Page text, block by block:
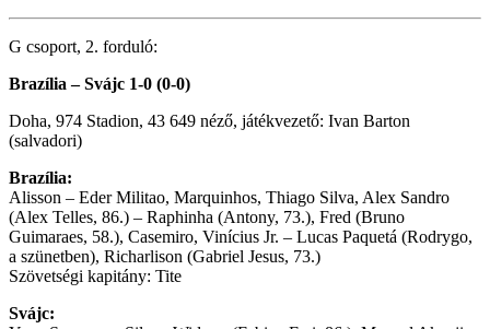
G csoport, 2. forduló:
Brazília – Svájc 1-0 (0-0)
Doha, 974 Stadion, 43 649 néző, játékvezető: Ivan Barton
(salvadori)
Brazília:
Alisson – Eder Militao, Marquinhos, Thiago Silva, Alex Sandro
(Alex Telles, 86.) – Raphinha (Antony, 73.), Fred (Bruno
Guimaraes, 58.), Casemiro, Vinícius Jr. – Lucas Paquetá (Rodrygo,
a szünetben), Richarlison (Gabriel Jesus, 73.)
Szövetségi kapitány: Tite
Svájc: